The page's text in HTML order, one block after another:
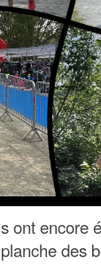
ont encore
des